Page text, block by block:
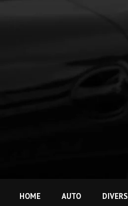
HOME AUTO DIVERS